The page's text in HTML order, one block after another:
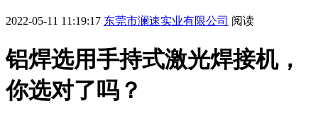
2022-05-11 11:19:17 东莞市澜速实业有限公司 阅读
铝焊选用手持式激光焊接机，
你选对了吗？